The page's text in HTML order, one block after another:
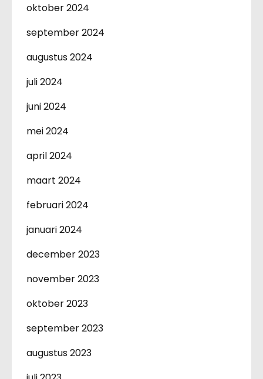
oktober 2024
september 2024
augustus 2024
juli 2024
juni 2024
mei 2024
april 2024
maart 2024
februari 2024
januari 2024
december 2023
november 2023
oktober 2023
september 2023
augustus 2023